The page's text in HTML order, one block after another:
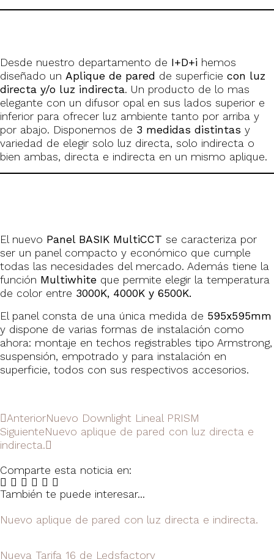
Desde nuestro departamento de I+D+i hemos
diseñado un Aplique de pared de superficie con luz
directa y/o luz indirecta. Un producto de lo mas
elegante con un difusor opal en sus lados superior e
inferior para ofrecer luz ambiente tanto por arriba y
por abajo. Disponemos de 3 medidas distintas y
variedad de elegir solo luz directa, solo indirecta o
bien ambas, directa e indirecta en un mismo aplique.
El nuevo Panel BASIK MultiCCT se caracteriza por
ser un panel compacto y económico que cumple
todas las necesidades del mercado. Además tiene la
función Multiwhite que permite elegir la temperatura
de color entre 3000K, 4000K y 6500K.
El panel consta de una única medida de 595x595mm
y dispone de varias formas de instalación como
ahora: montaje en techos registrables tipo Armstrong,
suspensión, empotrado y para instalación en
superficie, todos con sus respectivos accesorios.
AnteriorNuevo Downlight Lineal PRISM
SiguienteNuevo aplique de pared con luz directa e
indirecta.
Comparte esta noticia en:
También te puede interesar...
Nuevo aplique de pared con luz directa e indirecta.
Nueva Tarifa 16 de Ledsfactory